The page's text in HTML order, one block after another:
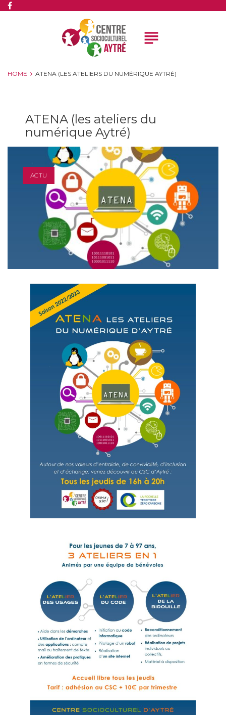
subject
HOME ATENA (LES ATELIERS DU NUMÉRIQUE AYTRÉ)
ATENA (les ateliers du
numérique Aytré)
ACTU